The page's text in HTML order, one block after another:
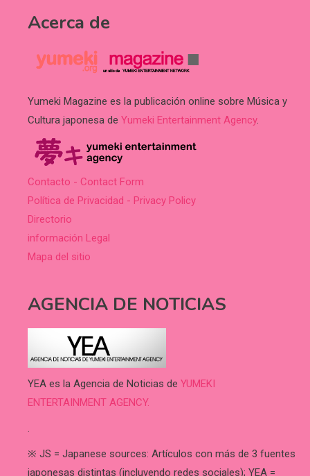
Acerca de
Yumeki Magazine es la publicación online sobre Música y
Cultura japonesa de Yumeki Entertainment Agency.
Contacto - Contact Form
Política de Privacidad - Privacy Policy
Directorio
información Legal
Mapa del sitio
AGENCIA DE NOTICIAS
YEA es la Agencia de Noticias de YUMEKI
ENTERTAINMENT AGENCY.
.
※ JS = Japanese sources: Artículos con más de 3 fuentes
japonesas distintas (incluyendo redes sociales); YEA =